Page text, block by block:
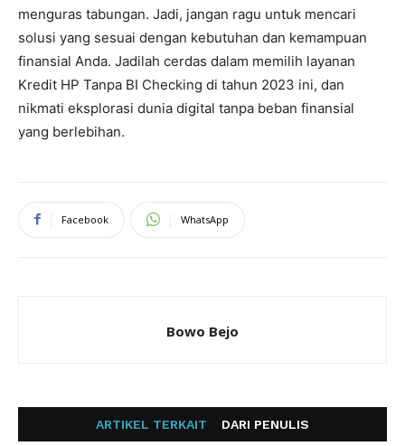
menguras tabungan. Jadi, jangan ragu untuk mencari
solusi yang sesuai dengan kebutuhan dan kemampuan
finansial Anda. Jadilah cerdas dalam memilih layanan
Kredit HP Tanpa BI Checking di tahun 2023 ini, dan
nikmati eksplorasi dunia digital tanpa beban finansial
yang berlebihan.
Facebook WhatsApp
Bowo Bejo
ARTIKEL TERKAIT DARI PENULIS